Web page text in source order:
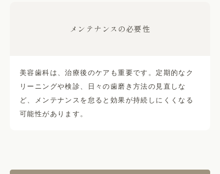
メンテナンスの必要性
美容歯科は、治療後のケアも重要です。定期的なク
リーニングや検診、日々の歯磨き方法の見直しな
ど、メンテナンスを怠ると効果が持続しにくくなる
可能性があります。